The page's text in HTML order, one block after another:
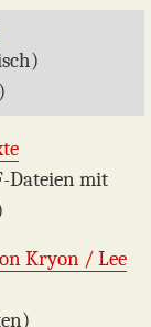
Dateien mit
Kryon / Lee